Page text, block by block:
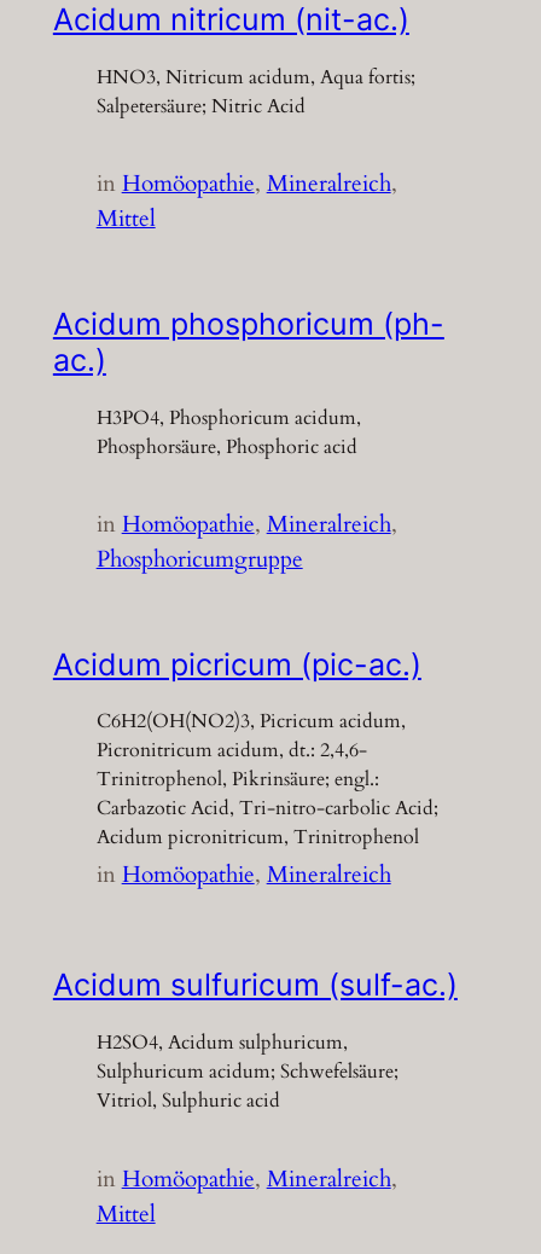
Acidum nitricum (nit-ac.)
HNO3, Nitricum acidum, Aqua fortis;
Salpetersäure; Nitric Acid
inHomöopathie, Mineralreich
Mittel
Acidum phosphoricum (ph-
ac.)
H3PO4, Phosphoricum acidum,
Phosphorsäure, Phosphoric acid
inHomöopathie, Mineralreich
Phosphoricumgruppe
Acidum picricum (pic-ac.)
C6H2(OH(NO2)3, Picricum acidum,
Picronitricum acidum, dt.: 2,4,6-
Trinitrophenol, Pikrinsäure; engl.:
Carbazotic Acid, Tri-nitro-carbolic Acid;
Acidum picronitricum, Trinitrophenol
inHomöopathie, Mineralreich
Acidum sulfuricum (sulf-ac.)
H2SO4, Acidum sulphuricum,
Sulphuricum acidum; Schwefelsäure;
Vitriol, Sulphuric acid
inHomöopathie, Mineralreich
Mittel